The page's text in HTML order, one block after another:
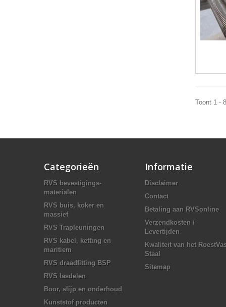
Toont 1 -
Categorieën
RVS bevestigings-
materialen
RVS buis, koker en
massief
RVS Trapleuningen
RVS kabel, ketting en
maritiem
RVS draadfitting BSP
RVS lasdelen
Boor, slijp en onderhoud
Kunststof producten
Informatie
Disclaimer
Contact
Betaling aan RVSonline
Verzendkosten /
Levertijden
Kwaliteit van het
Staal
Sitemap